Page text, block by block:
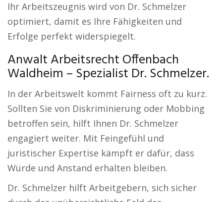
Ihr Arbeitszeugnis wird von Dr. Schmelzer
optimiert, damit es Ihre Fähigkeiten und
Erfolge perfekt widerspiegelt.
Anwalt Arbeitsrecht Offenbach
Waldheim – Spezialist Dr. Schmelzer.
In der Arbeitswelt kommt Fairness oft zu kurz.
Sollten Sie von Diskriminierung oder Mobbing
betroffen sein, hilft Ihnen Dr. Schmelzer
engagiert weiter. Mit Feingefühl und
juristischer Expertise kämpft er dafür, dass
Würde und Anstand erhalten bleiben.
Dr. Schmelzer hilft Arbeitgebern, sich sicher